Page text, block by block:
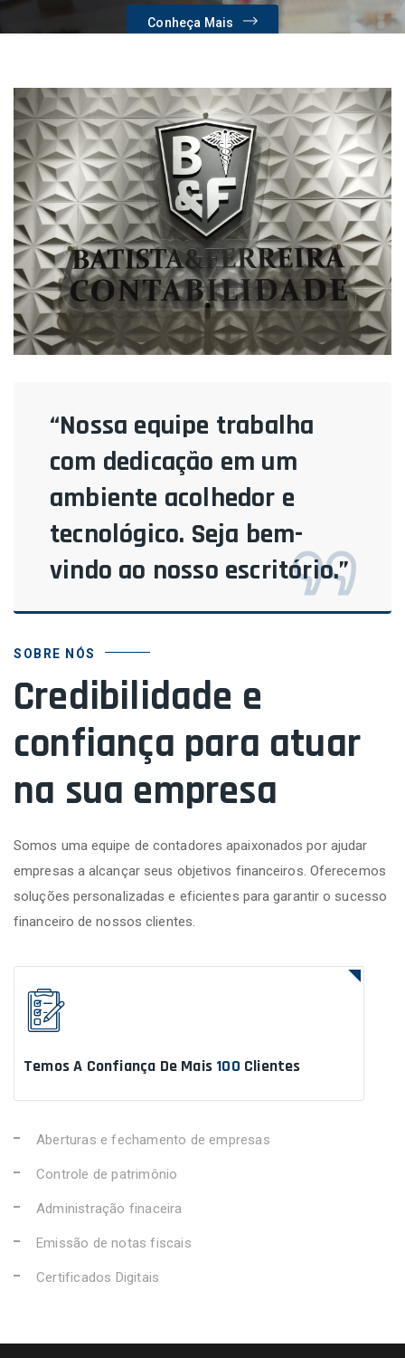
Conheça Mais
“Nossa equipe trabalha
com dedicação em um
ambiente acolhedor e
tecnológico. Seja bem-
vindo ao nosso escritório.”
SOBRE NÓS
Credibilidade e
confiança para atuar
na sua empresa
Somos uma equipe de contadores apaixonados por ajudar
empresas a alcançar seus objetivos financeiros. Oferecemos
soluções personalizadas e eficientes para garantir o sucesso
financeiro de nossos clientes.
Temos A Confiança De Mais 100 Clientes
Aberturas e fechamento de empresas
Controle de patrimônio
Administração finaceira
Emissão de notas fiscais
Certificados Digitais